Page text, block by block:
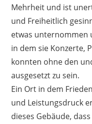
Mehrheit und ist
und Freiheitlich
etwas unternommen
in dem sie Konzerte,
konnten ohne den
ausgesetzt zu sein.
Ein Ort in dem
und Leistungsdruck
dieses Gebäude,